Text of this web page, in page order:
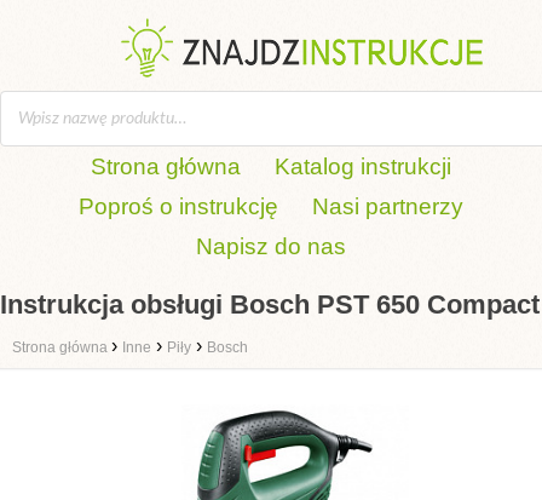
Strona główna
Katalog instrukcji
Poproś o instrukcję
Nasi partnerzy
Napisz do nas
Instrukcja obsługi Bosch PST 650 Compact
Strona główna › Inne › Piły › Bosch